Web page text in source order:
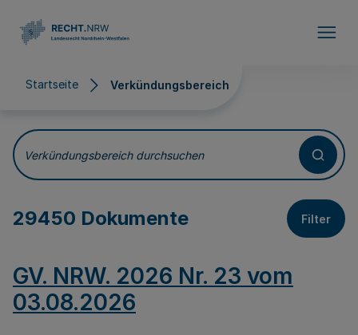
Startseite Verkündungsbereich
Verkündungsbereich
Verkündungsbereich durchsuchen
29450 Dokumente Filter
GV. NRW. 2026 Nr. 23 vom
03.08.2026